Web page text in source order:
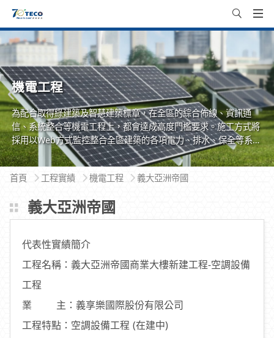
機電工程
為配合取得綠建築及智慧建築標章，在全區的綜合佈線、資訊通
信、系統整合等機電工程上，都會達成高度門檻要求。施工方式將
採用以Web方式監控整合全區建築的各項電力、排水、保全等系
統，以達成建築物安全、便利、節能又永續環保的使用效益，也兼
具人性化的管理。
首頁
工程實績 機電工程 義大亞洲帝國
義大亞洲帝國
代表性實績簡介
工程名稱：義大亞洲帝國商業大樓新建工程-空調設備
工程
業 主：義享樂國際股份有限公司
工程特點：空調設備工程 (在建中)